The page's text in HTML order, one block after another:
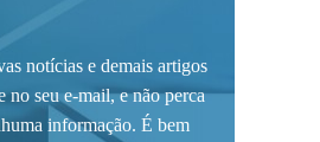
notícias e demais artigos
no seu e-mail, e não perca
informação. É bem